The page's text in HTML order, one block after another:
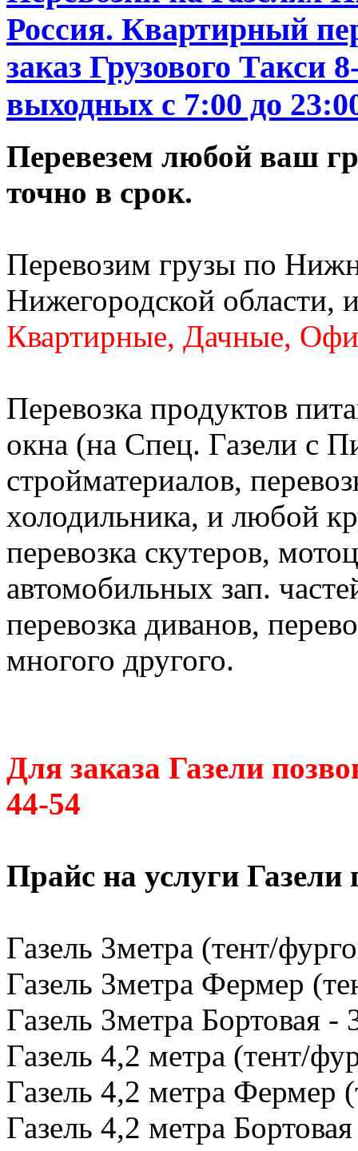
Россия. Квартирный
заказ Грузового Такси
выходных c 7:00 до
Перевезем любой ваш
точно в срок.
Перевозим грузы по
Нижегородской области,
Квартирные, Дачные,
Перевозка продуктов
окна (на Спец. Газели с
стройматериалов,
холодильника, и любой
перевозка скутеров,
автомобильных зап.
перевозка диванов,
многого другого.
Для заказа Газели
44-54
Прайс на услуги
Газель 3метра (тент/
Газель 3метра Фермер
Газель 3метра Бортовая -
Газель 4,2 метра (тент/
Газель 4,2 метра Фермер
Газель 4,2 метра